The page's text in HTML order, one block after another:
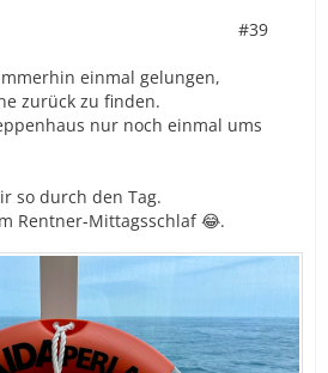
#39
einmal gelungen,
zurück zu finden.
nur noch einmal ums
so durch den Tag.
Rentner-Mittagsschlaf 😂.